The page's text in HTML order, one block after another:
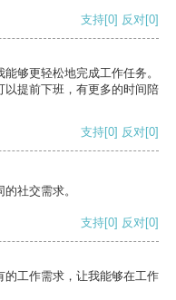
支持[0] 反对[0]
够更轻松地完成工作任务。
以提前下班，有更多的时间陪
支持[0] 反对[0]
社交需求。
支持[0] 反对[0]
的工作需求，让我能够在工作